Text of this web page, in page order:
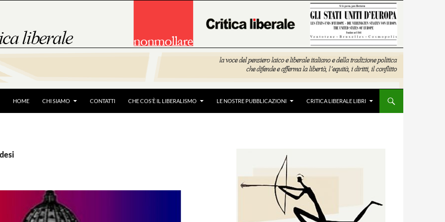
HOME CHI SIAMO CONTATTI CHE COS’È IL LIBERALISMO LE NOSTRE PUBBLICAZIONI CRITICA LIBERALE LIBRI